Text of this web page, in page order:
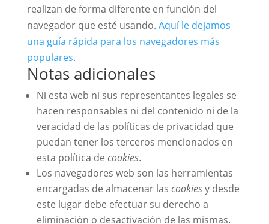
realizan de forma diferente en función del
navegador que esté usando. Aquí le dejamos
una guía rápida para los navegadores más
populares.
Notas adicionales
Ni esta web ni sus representantes legales se
hacen responsables ni del contenido ni de la
veracidad de las políticas de privacidad que
puedan tener los terceros mencionados en
esta política de cookies.
Los navegadores web son las herramientas
encargadas de almacenar las cookiesy desde
este lugar debe efectuar su derecho a
eliminación o desactivación de las mismas.